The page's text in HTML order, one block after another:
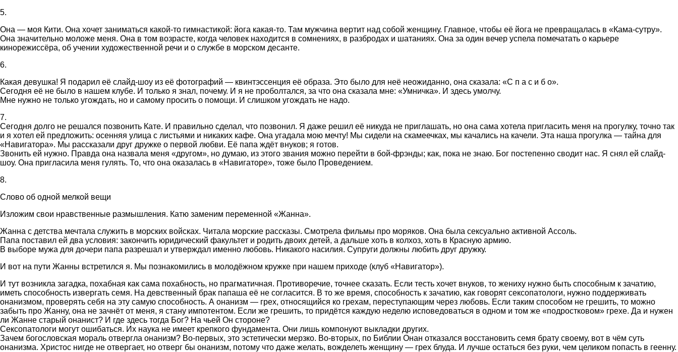
5.
Она — моя Кити. Она хочет заниматься какой-то гимнастикой: йога какая-то. Там мужчина вертит над собой женщину. Главное, чтобы её йога не превращалась в «Кама-сутру».
Она значительно моложе меня. Она в том возрасте, когда человек находится в сомнениях, в разбродах и шатаниях. Она за один вечер успела помечатать о карьере
кинорежиссёра, об учении художественной речи и о службе в морском десанте.
6.
Какая девушка! Я подарил её слайд-шоу из её фотографий — квинтэссенция её образа. Это было для неё неожиданно, она сказала: «С п а с и б о».
Сегодня её не было в нашем клубе. И только я знал, почему. И я не проболтался, за что она сказала мне: «Умничка». И здесь умолчу.
Мне нужно не только угождать, но и самому просить о помощи. И слишком угождать не надо.
7.
Сегодня долго не решался позвонить Кате. И правильно сделал, что позвонил. Я даже решил её никуда не приглашать, но она сама хотела пригласить меня на прогулку, точно так
и я хотел ей предложить: осенняя улица с листьями и никаких кафе. Она угадала мою мечту! Мы сидели на скамеечках, мы качались на качели. Эта наша прогулка — тайна для
«Навигатора». Мы рассказали друг дружке о первой любви. Её папа ждёт внуков; я готов.
Звонить ей нужно. Правда она назвала меня «другом», но думаю, из этого звания можно перейти в бой-фрэнды; как, пока не знаю. Бог постепенно сводит нас. Я снял ей слайд-
шоу. Она пригласила меня гулять. То, что она оказалась в «Навигаторе», тоже было Проведением.
8.
Слово об одной мелкой вещи
Изложим свои нравственные размышления. Катю заменим переменной «Жанна».
Жанна с детства мечтала служить в морских войсках. Читала морские рассказы. Смотрела фильмы про моряков. Она была сексуально активной Ассоль.
Папа поставил ей два условия: закончить юридический факультет и родить двоих детей, а дальше хоть в колхоз, хоть в Красную армию.
В выборе мужа для дочери папа разрешал и утверждал именно любовь. Никакого насилия. Супруги должны любить друг дружку.
И вот на пути Жанны встретился я. Мы познакомились в молодёжном кружке при нашем приходе (клуб «Навигатор»).
И тут возникла загадка, похабная как сама похабность, но прагматичная. Противоречие, точнее сказать. Если тесть хочет внуков, то жениху нужно быть способным к зачатию,
иметь способность извергать семя. На девственный брак папаша её не согласится. В то же время, способность к зачатию, как говорят сексопатологи, нужно поддерживать
онанизмом, проверять себя на эту самую способность. А онанизм — грех, относящийся ко грехам, переступающим через любовь. Если таким способом не грешить, то можно
забыть про Жанну, она не зачнёт от меня, я стану импотентом. Если же грешить, то придётся каждую неделю исповедоваться в одном и том же «подростковом» грехе. Да и нужен
ли Жанне старый онанист? И где здесь тогда Бог? На чьей Он стороне?
Сексопатологи могут ошибаться. Их наука не имеет крепкого фундамента. Они лишь компонуют выкладки других.
Зачем богословская мораль отвергла онанизм? Во-первых, это эстетически мерзко. Во-вторых, по Библии Онан отказался восстановить семя брату своему, вот в чём суть
онанизма. Христос нигде не отвергает, но отверг бы онанизм, потому что даже желать, вожделеть женщину — грех блуда. И лучше остаться без руки, чем целиком попасть в геенну.